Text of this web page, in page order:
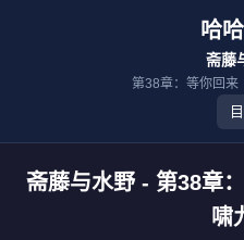
哈
斋藤
第38章：等你回来
斋藤与水野 - 第38章
啸